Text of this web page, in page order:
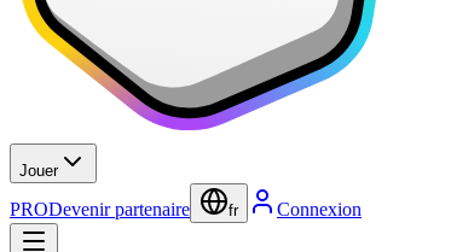
Jouer
PRODevenir partenaire fr Connexion